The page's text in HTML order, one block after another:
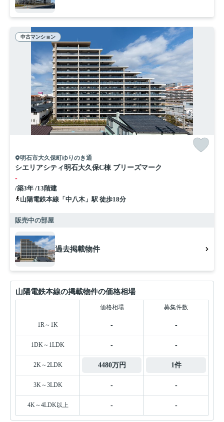
中古マンション
明石市大久保町ゆりのき通
シエリアシティ明石大久保C棟 ブリーズマーク
-
/築3年 /13階建
山陽電鉄本線「中八木」駅 徒歩18分
販売中の部屋
過去掲載物件
山陽電鉄本線の掲載物件の価格相場
価格相場 募集件数
1R～1K - -
1DK～1LDK - -
2K～2LDK 4480万円 1件
3K～3LDK - -
4K～4LDK以上 - -